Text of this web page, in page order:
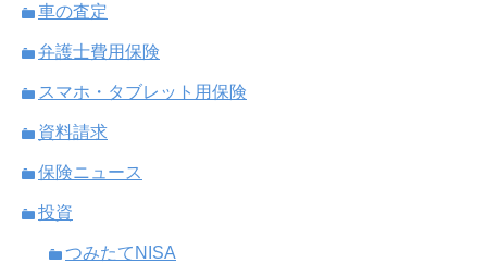
車の査定
弁護士費用保険
スマホ・タブレット用保険
資料請求
保険ニュース
投資
つみたてNISA